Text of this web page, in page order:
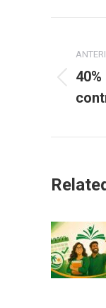
de
post:
Post